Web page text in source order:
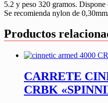
5.2 y peso 320 gramos.
Se recomienda nylon de
Productos
CARRETE
CRBK